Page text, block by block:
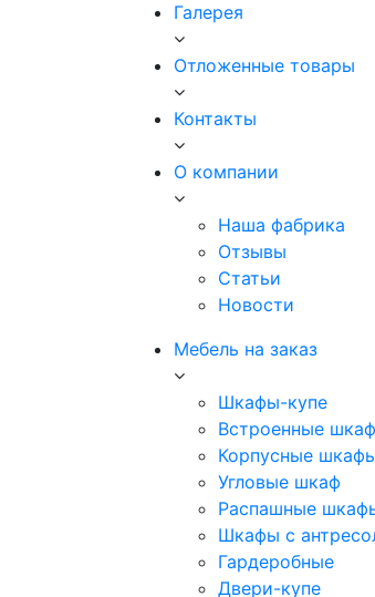
Галерея
Отложенные товары
Контакты
О компании
Наша фабрика
Отзывы
Статьи
Новости
Мебель на заказ
Шкафы-купе
Встроенные
Корпусные
Угловые шкаф
Распашные
Шкафы с
Гардеробные
Двери-купе